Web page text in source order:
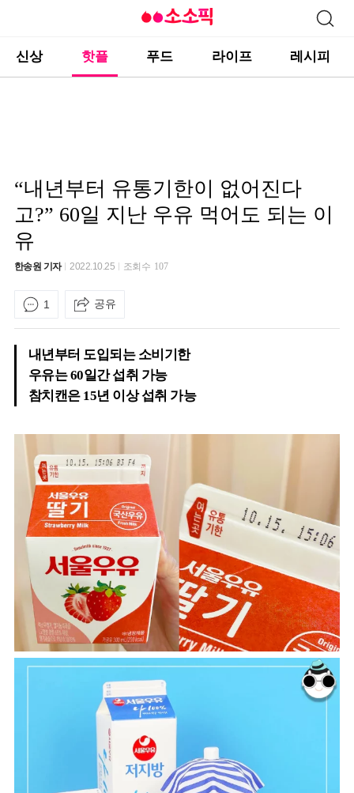
신상 핫플 푸드 라이프 레시피
“내년부터 유통기한이 없어진다
고?” 60일 지난 우유 먹어도 되는 이
유
한송원 기자 2022.10.25 조회수 107
1 공유
내년부터 도입되는 소비기한
우유는 60일간 섭취 가능
참치캔은 15년 이상 섭취 가능